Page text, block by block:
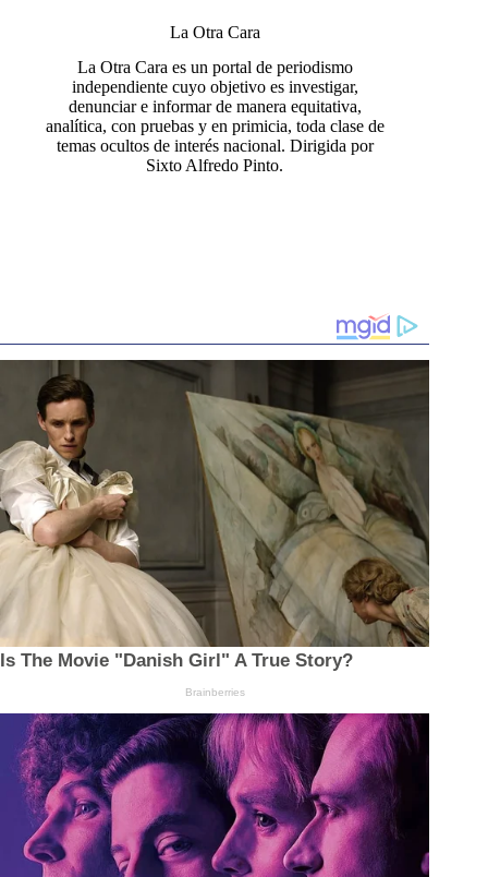
La Otra Cara
La Otra Cara es un portal de periodismo
independiente cuyo objetivo es investigar,
denunciar e informar de manera equitativa,
analítica, con pruebas y en primicia, toda clase de
temas ocultos de interés nacional. Dirigida por
Sixto Alfredo Pinto.